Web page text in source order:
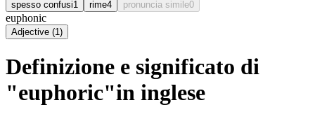
spesso confusi1 rime4 pronuncia simile0
euphonic
Adjective (1)
Definizione e significato di
"euphoric"in inglese